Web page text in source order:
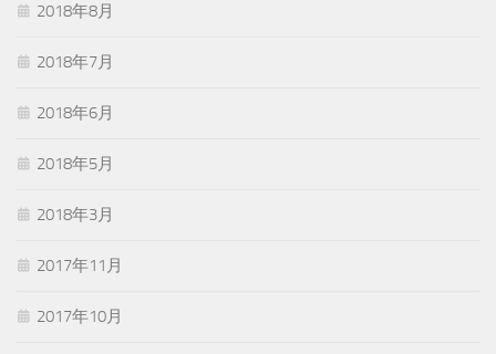
2018年8月
2018年7月
2018年6月
2018年5月
2018年3月
2017年11月
2017年10月